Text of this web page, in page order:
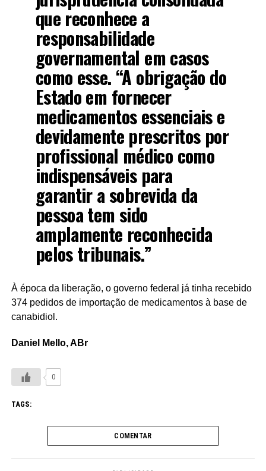
que reconhece a
responsabilidade
governamental em casos
como esse. “A obrigação do
Estado em fornecer
medicamentos essenciais e
devidamente prescritos por
profissional médico como
indispensáveis para
garantir a sobrevida da
pessoa tem sido
amplamente reconhecida
pelos tribunais.”
À época da liberação, o governo federal já tinha recebido
374 pedidos de importação de medicamentos à base de
canabidiol.
Daniel Mello, ABr
0
TAGS:
COMENTAR